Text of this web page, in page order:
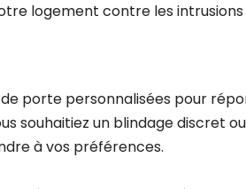
logement contre les
porte personnalisées pour
souhaitiez un blindage discret
à vos préférences.